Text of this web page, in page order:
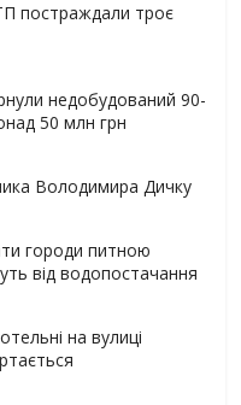
постраждали троє
недобудований 90-
50 млн грн
Володимира Дичку
городи питною
від водопостачання
на вулиці